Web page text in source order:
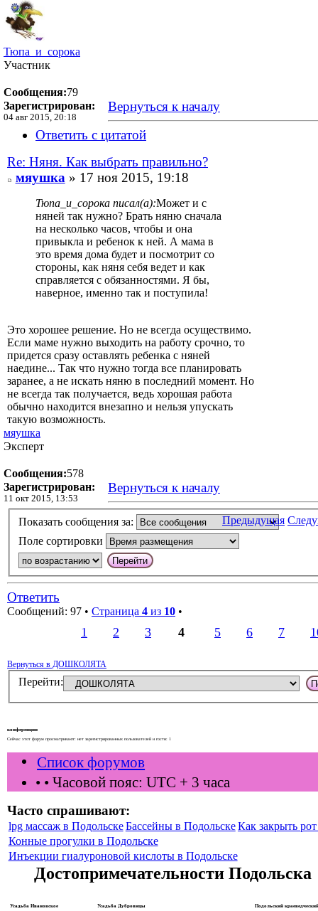
Тюпа_и_сорока
Участник
Сообщения:79
Зарегистрирован:
04 авг 2015, 20:18
Вернуться к началу
Ответить с цитатой
Re: Няня. Как выбрать правильно?
мяушка» 17 ноя 2015, 19:18
Тюпа_и_сорока писал(а):Может и с
няней так нужно? Брать няню сначала
на несколько часов, чтобы и она
привыкла и ребенок к ней. А мама в
это время дома будет и посмотрит со
стороны, как няня себя ведет и как
справляется с обязанностями. Я бы,
наверное, именно так и поступила!
Это хорошее решение. Но не всегда осуществимо.
Если маме нужно выходить на работу срочно, то
придется сразу оставлять ребенка с няней
наедине... Так что нужно тогда все планировать
заранее, а не искать няню в последний момент. Но
не всегда так получается, ведь хорошая работа
обычно находится внезапно и нельзя упускать
такую возможность.
мяушка
Эксперт
Сообщения:578
Зарегистрирован:
11 окт 2015, 13:53
Вернуться к началу
Предыдущая
Показать сообщения за:
Поле сортировки
Ответить
Сообщений: 97 • Страница 4 из 10 •
1 2 3 4 5 6 7
Вернуться в ДОШКОЛЯТА
Перейти:
конференции
Сейчас этот форум просматривают: нет зарегистрированных пользователей и гости: 1
Список форумов
• • Часовой пояс: UTC + 3 часа
Часто спрашивают:
lpg массаж в Подольске Бассейны в ПодольскеКак закрыть
Конные прогулки в Подольске
Инъекции гиалуроновой кислоты в Подольске
Достопримечательности Подольска
Усадьба Ивановское Усадьба Дубровицы Подольский